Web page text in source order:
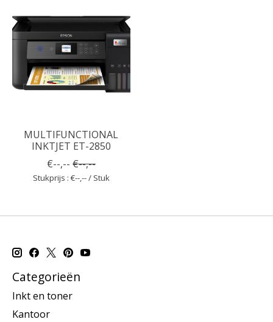
MULTIFUNCTIONAL
INKTJET ET-2850
€--,-- €--,--
Stukprijs : €--,-- / Stuk
Categorieën
Inkt en toner
Kantoor